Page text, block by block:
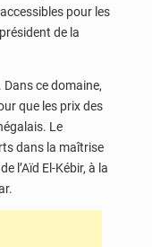
pour les
de la
Dans ce domaine,
que les prix des
Le
dans la maîtrise
l’Aïd El-Kébir, à la